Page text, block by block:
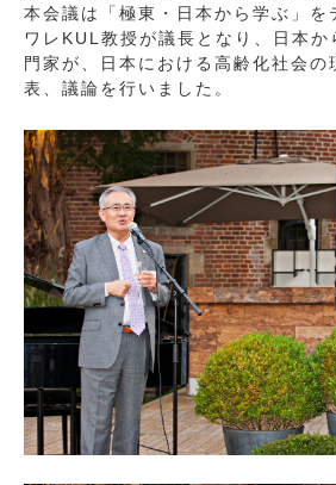
本会議は「極東・日本から学ぶ」を
ワレKUL教授が議長となり、日本
門家が、日本における高齢化社会の
表、議論を行いました。